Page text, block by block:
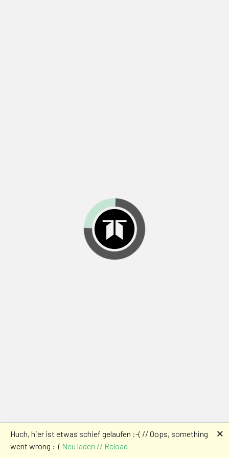
Huch, hier ist etwas schief gelaufen :-( // Oops, something
went wrong :-( Neu laden // Reload
🗙